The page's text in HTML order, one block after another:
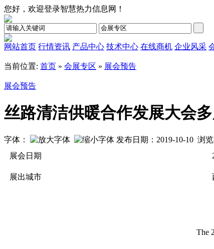
您好，欢迎登录智慧热力信息网！
网站首页 行情资讯 产品中心 技术中心 在线商机 企业风采
当前位置: 首页 » 会展专区 » 展会预告
展会预告
丝路清洁供暖合作发展大会
字体： 发布日期：2019-10-10 浏览
展会日期
展出城市
The